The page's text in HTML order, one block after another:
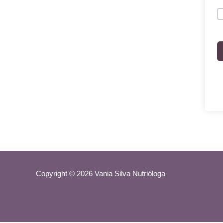
Copyright © 2026 Vania Silva Nutrióloga